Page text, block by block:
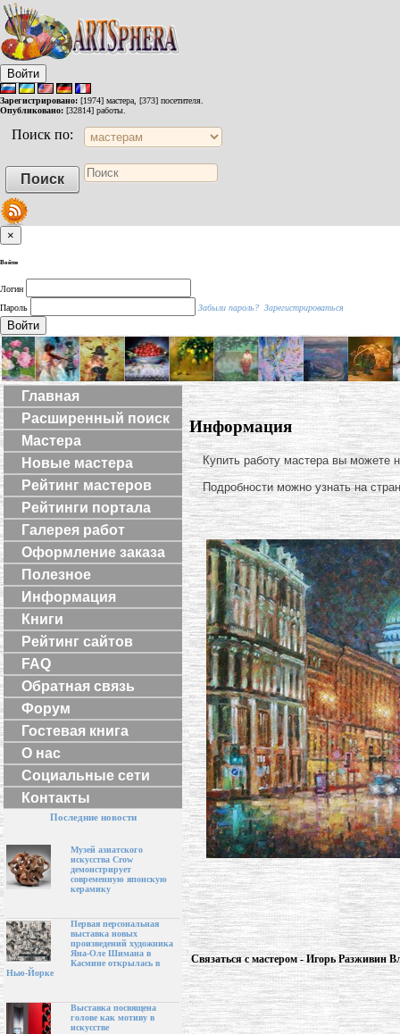
Войти
Зарегистрировано: [1974] мастера, [373] посетителя.
Опубликовано: [32814] работы.
Поиск по:
×
Войти
Логин
Пароль
Забыли пароль? Зарегистрироваться
Войти
Главная
Расширенный поиск
Мастера
Новые мастера
Рейтинг мастеров
Рейтинги портала
Галерея работ
Оформление заказа
Полезное
Информация
Книги
Рейтинг сайтов
FAQ
Обратная связь
Форум
Гостевая книга
О нас
Социальные сети
Контакты
Последние новости
Музей азиатского
искусства Crow
демонстрирует
современную японскую
керамику
Первая персональная
выставка новых
произведений художника
Яна-Оле Шимана в
Касмине открылась в
Нью-Йорке
Выставка посвящена
голове как мотиву в
искусстве
Информация
Купить работу мастера вы можете
Подробности можно узнать на
Связаться с мастером - Игорь Разживин